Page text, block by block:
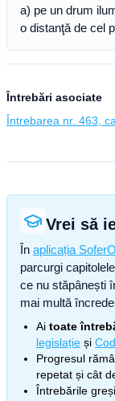
a) pe un drum
o distanţă de cel
Întrebări asociate
Întrebarea nr. 463,
Vrei să
În aplicația
parcurgi
ce nu stăpânești
mai multă
Ai toate
legislație și
Progresul
repetat și cât
Întrebările